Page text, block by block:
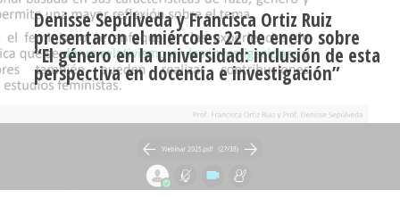
Denisse Sepúlveda y Francisca Ortiz Ruiz
presentaron el miércoles 22 de enero sobre
“El género en la universidad: inclusión de esta
perspectiva en docencia e investigación”